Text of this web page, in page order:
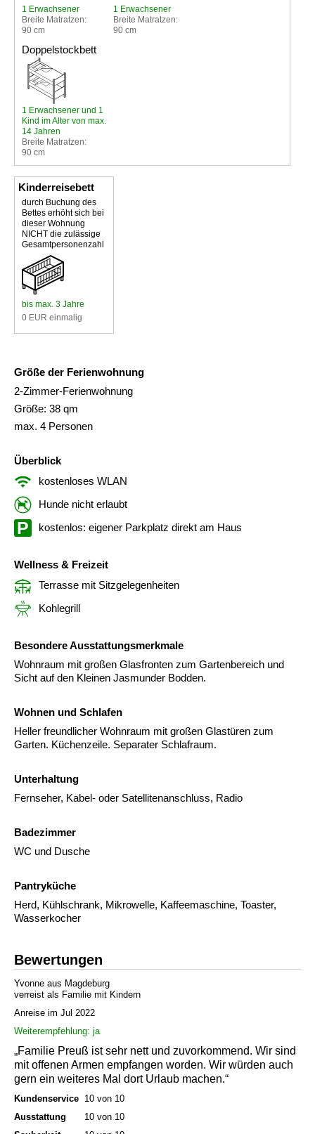
1 Erwachsener
Breite Matratzen:
90 cm
1 Erwachsener
Breite Matratzen:
90 cm
Doppelstockbett
1 Erwachsener und 1
Kind im Alter von max.
14 Jahren
Breite Matratzen:
90 cm
Kinderreisebett
durch Buchung des
Bettes erhöht sich bei
dieser Wohnung
NICHT die zulässige
Gesamtpersonenzahl
bis max. 3 Jahre
0 EUR einmalig
Größe der Ferienwohnung
2-Zimmer-Ferienwohnung
Größe: 38 qm
max. 4 Personen
Überblick
kostenloses WLAN
Hunde nicht erlaubt
kostenlos: eigener Parkplatz direkt am Haus
Wellness & Freizeit
Terrasse mit Sitzgelegenheiten
Kohlegrill
Besondere Ausstattungsmerkmale
Wohnraum mit großen Glasfronten zum Gartenbereich und
Sicht auf den Kleinen Jasmunder Bodden.
Wohnen und Schlafen
Heller freundlicher Wohnraum mit großen Glastüren zum
Garten. Küchenzeile. Separater Schlafraum.
Unterhaltung
Fernseher, Kabel- oder Satellitenanschluss, Radio
Badezimmer
WC und Dusche
Pantryküche
Herd, Kühlschrank, Mikrowelle, Kaffeemaschine, Toaster,
Wasserkocher
Bewertungen
Yvonne aus Magdeburg
verreist als Familie mit Kindern
Anreise im Jul 2022
Weiterempfehlung: ja
„Familie Preuß ist sehr nett und zuvorkommend. Wir sind
mit offenen Armen empfangen worden. Wir würden auch
gern ein weiteres Mal dort Urlaub machen.“
Kundenservice 10 von 10
Ausstattung
10 von 10